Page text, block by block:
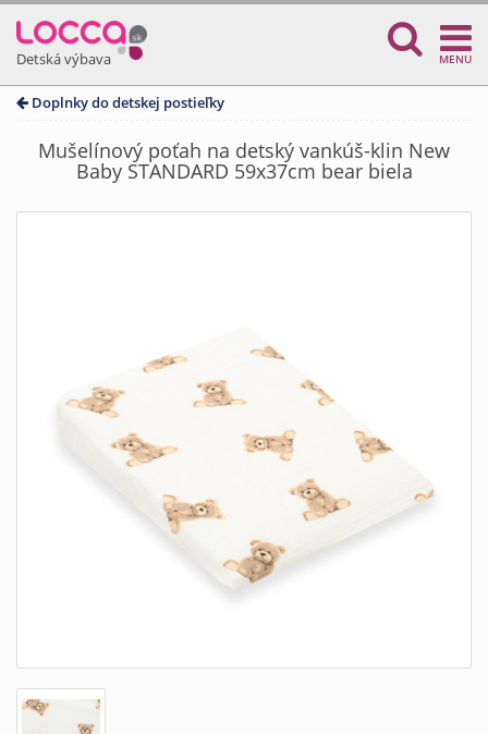
Detská výbava MENU
Doplnky do detskej postieľky
Mušelínový poťah na detský vankúš-klin New
Baby STANDARD 59x37cm bear biela